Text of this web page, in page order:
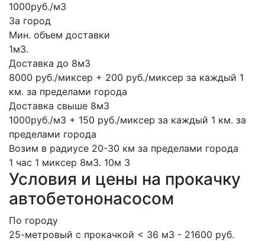
1000руб./м3
За город
Мин. объем доставки
1м3.
Доставка до 8м3
8000 руб./миксер + 200 руб./миксер за каждый 1
км. за пределами города
Доставка свыше 8м3
1000руб./м3 + 150 руб./миксер за каждый 1 км. за
пределами города
Возим в радиусе 20-30 км за пределами города
1 час 1 миксер 8м3. 10м 3
Условия и цены на прокачку
автобетононасосом
По городу
25-метровый с прокачкой < 36 м3 - 21600 руб.